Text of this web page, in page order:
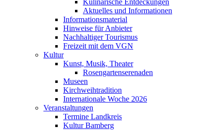
Kulinarische Entdeckungen
Aktuelles und Informationen
Informationsmaterial
Hinweise für Anbieter
Nachhaltiger Tourismus
Freizeit mit dem VGN
Kultur
Kunst, Musik, Theater
Rosengartenserenaden
Museen
Kirchweihtradition
Internationale Woche 2026
Veranstaltungen
Termine Landkreis
Kultur Bamberg